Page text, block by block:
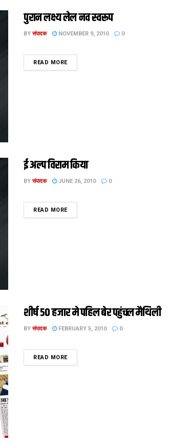
पुरान लक्ष्य लेल नव स्वरूप
BY संपादक NOVEMBER 9, 2010 0
READ MOREDETAILS
ई अल्प विराम किया
BY संपादक JUNE 26, 2010 0
READ MOREDETAILS
शीर्ष 50 हजार मे पहिल बेर पहुंचल मैथिली
BY संपादक FEBRUARY 5, 2010 0
READ MOREDETAILS